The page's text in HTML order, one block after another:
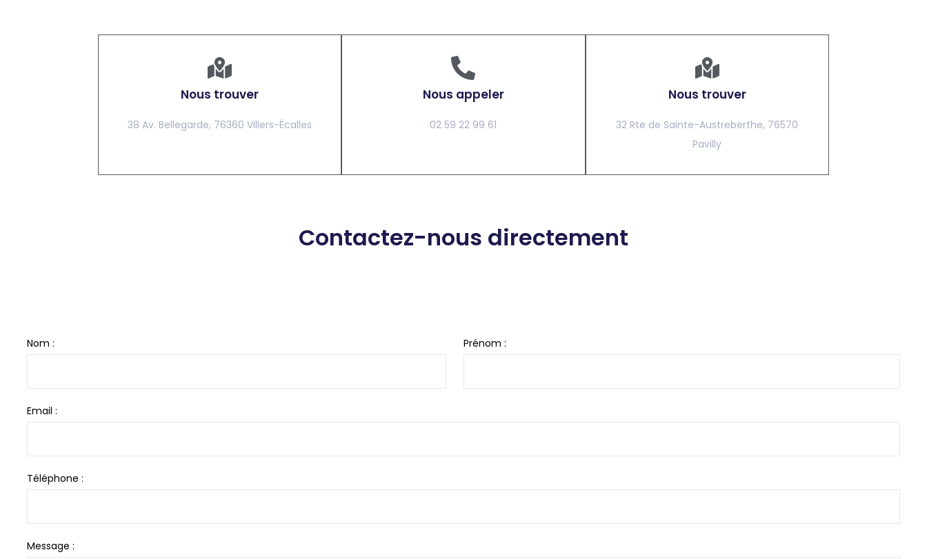
Nous trouver
38 Av. Bellegarde, 76360 Villers-Écalles
Nous appeler
02 59 22 99 61
Nous trouver
32 Rte de Sainte-Austreberthe, 76570
Pavilly
Contactez-nous directement
Nom : Prénom :
Email :
Téléphone :
Message :